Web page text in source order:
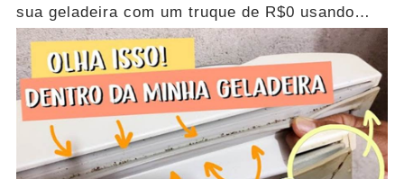
sua geladeira com um truque de R$0 usando
pasta de dente...Ver mais